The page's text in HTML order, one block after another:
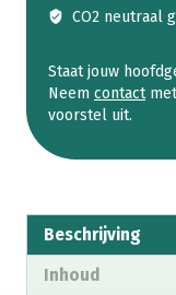
CO2 neutraal
Staat jouw
Neem contactmet
voorstel uit.
Beschrijving
Inhoud